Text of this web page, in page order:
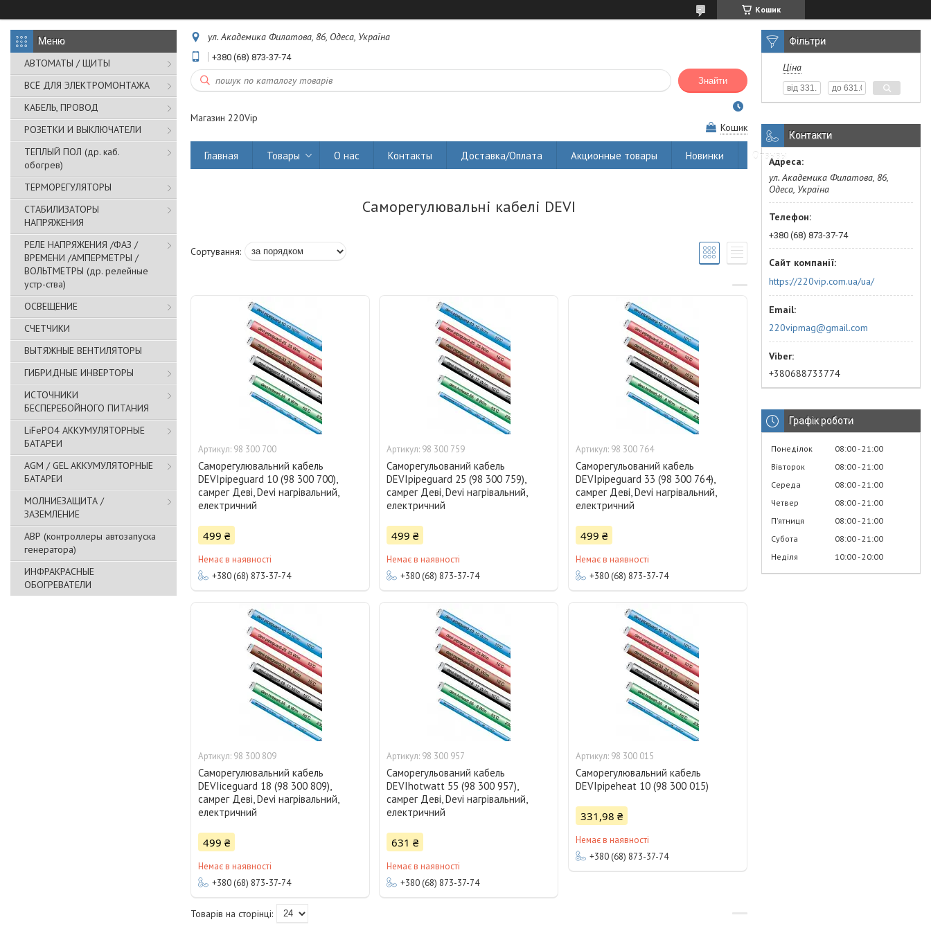
Кошик
АВТОМАТЫ / ЩИТЫ
ВСЁ ДЛЯ ЭЛЕКТРОМОНТАЖА
КАБЕЛЬ, ПРОВОД
РОЗЕТКИ И ВЫКЛЮЧАТЕЛИ
ТЕПЛЫЙ ПОЛ (др. каб.
обогрев)
ТЕРМОРЕГУЛЯТОРЫ
СТАБИЛИЗАТОРЫ
НАПРЯЖЕНИЯ
РЕЛЕ НАПРЯЖЕНИЯ /ФАЗ /
ВРЕМЕНИ /АМПЕРМЕТРЫ /
ВОЛЬТМЕТРЫ (др. релейные
устр-ства)
ОСВЕЩЕНИЕ
СЧЕТЧИКИ
ВЫТЯЖНЫЕ ВЕНТИЛЯТОРЫ
ГИБРИДНЫЕ ИНВЕРТОРЫ
ИСТОЧНИКИ
БЕСПЕРЕБОЙНОГО ПИТАНИЯ
LiFePO4 АККУМУЛЯТОРНЫЕ
БАТАРЕИ
AGM / GEL АККУМУЛЯТОРНЫЕ
БАТАРЕИ
МОЛНИЕЗАЩИТА /
ЗАЗЕМЛЕНИЕ
АВР (контроллеры автозапуска
генератора)
ИНФРАКРАСНЫЕ
ОБОГРЕВАТЕЛИ
ул. Академика Филатова, 86, Одеса, Україна
+380 (68) 873-37-74
Знайти
Магазин 220Vip
Кошик
Главная Товары О нас Контакты Доставка/Оплата Акционные товары Новинки Отзывы
Саморегулювальні кабелі DEVI
98 300 700
Саморегулювальний кабель
DEVIpipeguard 10 (98 300 700),
самрег Деві, Devi нагрівальний,
електричний
499 ₴
Немає в наявності
+380 (68) 873-37-74
98 300 759
Саморегульований кабель
DEVIpipeguard 25 (98 300 759),
самрег Деві, Devi нагрівальний,
електричний
499 ₴
Немає в наявності
+380 (68) 873-37-74
98 300 764
Саморегульований кабель
DEVIpipeguard 33 (98 300 764),
самрег Деві, Devi нагрівальний,
електричний
499 ₴
Немає в наявності
+380 (68) 873-37-74
98 300 809
Саморегулювальний кабель
DEVIiceguard 18 (98 300 809),
самрег Деві, Devi нагрівальний,
електричний
499 ₴
Немає в наявності
+380 (68) 873-37-74
98 300 957
Саморегульований кабель
DEVIhotwatt 55 (98 300 957),
самрег Деві, Devi нагрівальний,
електричний
631 ₴
Немає в наявності
+380 (68) 873-37-74
98 300 015
Саморегулювальний кабель
DEVIpipeheat 10 (98 300 015)
331,98 ₴
Немає в наявності
+380 (68) 873-37-74
Фільтри
Ціна
Контакти
ул. Академика Филатова, 86,
Одеса, Україна
+380 (68) 873-37-74
https://220vip.com.ua/ua/
220vipmag@gmail.com
+380688733774
Графік роботи
Понеділок 08:00 21:00
Вівторок
08:00 21:00
Середа
08:00 21:00
Четвер
08:00 21:00
Пʼятниця
08:00 21:00
Субота
08:00 21:00
Неділя
10:00 20:00